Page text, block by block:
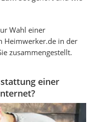
Wahl einer
Heimwerker.de in der
zusammengestellt.
einer